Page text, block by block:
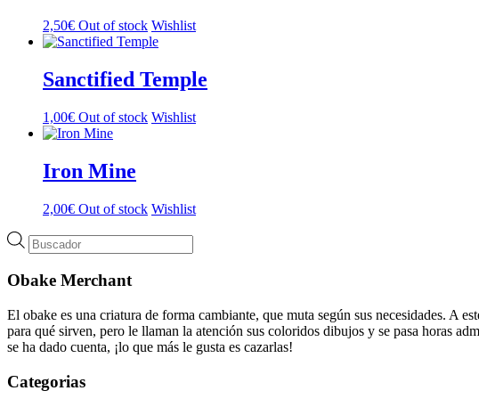
2,50€ Out of stock Wishlist
Sanctified Temple
1,00€ Out of stock Wishlist
Iron Mine
2,00€ Out of stock Wishlist
Búsqueda
de
Obake Merchant
El obake es una criatura de forma cambiante, que muta según sus necesidades. A
para qué sirven, pero le llaman la atención sus coloridos dibujos y se pasa horas
se ha dado cuenta, ¡lo que más le gusta es cazarlas!
Categorias